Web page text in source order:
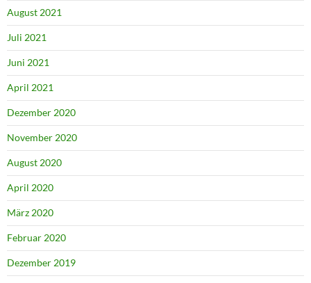
August 2021
Juli 2021
Juni 2021
April 2021
Dezember 2020
November 2020
August 2020
April 2020
März 2020
Februar 2020
Dezember 2019